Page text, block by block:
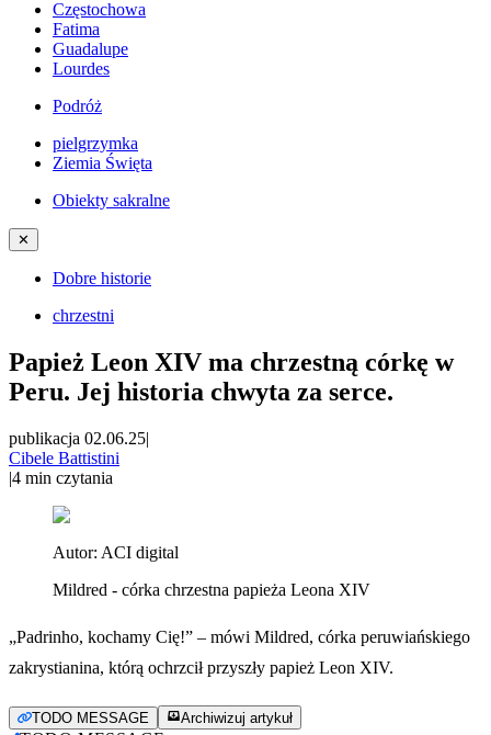
Częstochowa
Fatima
Guadalupe
Lourdes
Podróż
pielgrzymka
Ziemia Święta
Obiekty sakralne
✕
Dobre historie
chrzestni
Papież Leon XIV ma chrzestną córkę w
Peru. Jej historia chwyta za serce.
publikacja 02.06.25|
Cibele Battistini
|4 min czytania
Autor: ACI digital
Mildred - córka chrzestna papieża Leona XIV
„Padrinho, kochamy Cię!” – mówi Mildred, córka peruwiańskiego
zakrystianina, którą ochrzcił przyszły papież Leon XIV.
TODO MESSAGE Archiwizuj artykuł